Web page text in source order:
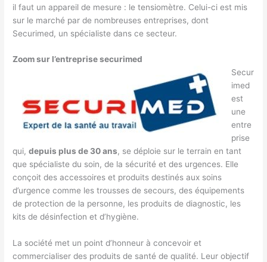
il faut un appareil de mesure : le tensiomètre. Celui-ci est mis
sur le marché par de nombreuses entreprises, dont
Securimed, un spécialiste dans ce secteur.
Zoom sur l’entreprise securimed
Secur
imed
est
une
entre
prise
qui,depuis plus de 30 ans, se déploie sur le terrain en tant
que spécialiste du soin, de la sécurité et des urgences. Elle
conçoit des accessoires et produits destinés aux soins
d’urgence comme les trousses de secours, des équipements
de protection de la personne, les produits de diagnostic, les
kits de désinfection et d’hygiène.
La société met un point d’honneur à concevoir et
commercialiser des produits de santé de qualité. Leur objectif